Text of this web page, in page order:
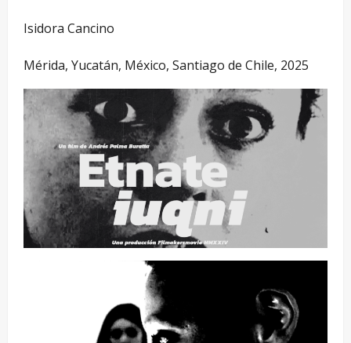
Isidora Cancino
Mérida, Yucatán, México, Santiago de Chile, 2025